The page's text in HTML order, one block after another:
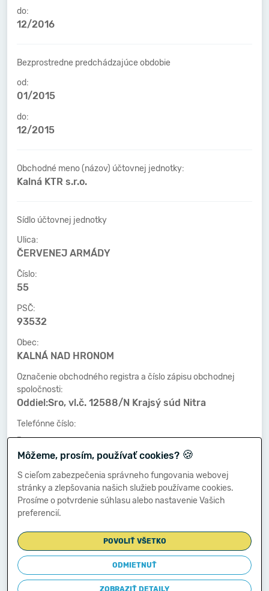
do:
12/2016
Bezprostredne predchádzajúce obdobie
od:
01/2015
do:
12/2015
Obchodné meno (názov) účtovnej jednotky:
Kalná KTR s.r.o.
Sídlo účtovnej jednotky
Ulica:
ČERVENEJ ARMÁDY
Číslo:
55
PSČ:
93532
Obec:
KALNÁ NAD HRONOM
Označenie obchodného registra a číslo zápisu obchodnej
spoločnosti:
Oddiel:Sro, vl.č. 12588/N Krajsý súd Nitra
Telefónne číslo:
-
Faxové číslo:
-
E-mailová adresa:
-
Zostavená dňa:
17.05.2017
Schválená dňa:
Môžeme, prosím, používať cookies? 🍪
S cieľom zabezpečenia správneho fungovania webovej
stránky a zlepšovania našich služieb používame cookies.
Prosíme o potvrdenie súhlasu alebo nastavenie Vašich
preferencií.
POVOLIŤ VŠETKO
ODMIETNUŤ
ZOBRAZIŤ DETAILY